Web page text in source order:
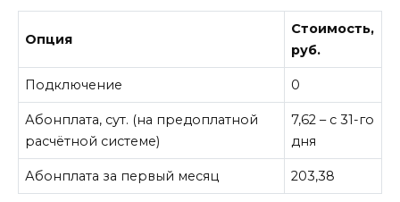
Опция
Стоимость,
руб.
Подключение 0
Абонплата, сут. (на предоплатной
расчётной системе)
7,62 – с 31-го
дня
Абонплата за первый месяц 203,38